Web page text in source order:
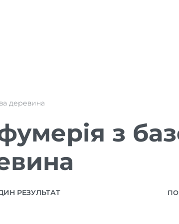
деревина
з
РЕЗУЛЬТАТ